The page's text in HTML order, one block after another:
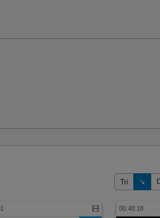
Tri ↘
Direction de tri
00:48:18